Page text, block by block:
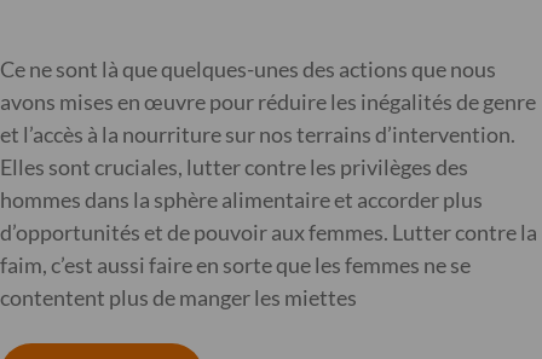
Ce ne sont là que quelques-unes des actions que nous
avons mises en œuvre pour réduire les inégalités de genre
et l’accès à la nourriture sur nos terrains d’intervention.
Elles sont cruciales, lutter contre les privilèges des
hommes dans la sphère alimentaire et accorder plus
d’opportunités et de pouvoir aux femmes. Lutter contre la
faim, c’est aussi faire en sorte que les femmes ne se
contentent plus de manger les miettes